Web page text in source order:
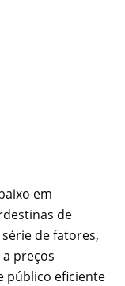
em
de
de fatores,
preços
público eficiente